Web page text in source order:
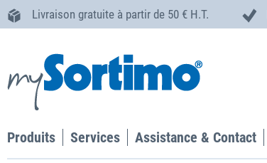
Livraison gratuite à partir de 50 € H.T.
Produits Services Assistance & Contact